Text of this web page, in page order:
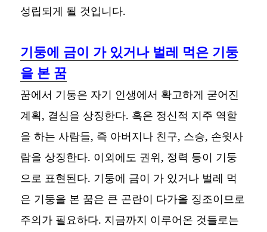
성립되게 될 것입니다.
기둥에 금이 가 있거나 벌레 먹은 기둥
을 본 꿈
꿈에서 기둥은 자기 인생에서 확고하게 굳어진
계획, 결심을 상징한다. 혹은 정신적 지주 역할
을 하는 사람들, 즉 아버지나 친구, 스승, 손윗사
람을 상징한다. 이외에도 권위, 정력 등이 기둥
으로 표현된다. 기둥에 금이 가 있거나 벌레 먹
은 기둥을 본 꿈은 큰 곤란이 다가올 징조이므로
주의가 필요하다. 지금까지 이루어온 것들로는